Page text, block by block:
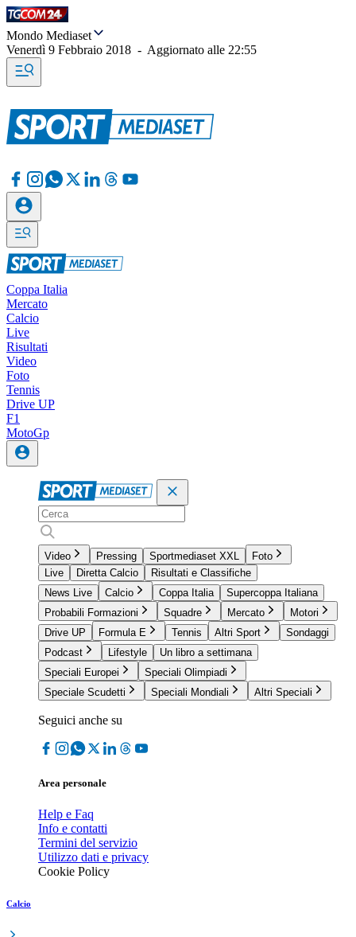
Mondo Mediaset
Venerdì 9 Febbraio 2018 - Aggiornato alle 22:55
Coppa Italia
Mercato
Calcio
Live
Risultati
Video
Foto
Tennis
Drive UP
F1
MotoGp
Video Pressing Sportmediaset XXL
Foto
Live
Diretta Calcio
Risultati e Classifiche
News Live
Calcio Coppa Italia
Supercoppa Italiana
Probabili Formazioni
Squadre Mercato
Motori
Drive UP
Formula E Tennis Altri Sport
Sondaggi
Podcast
Lifestyle
Un libro a settimana
Speciali Europei
Speciali Olimpiadi
Speciale Scudetti
Speciali Mondiali Altri Speciali
Seguici anche su
Area personale
Help e Faq
Info e contatti
Termini del servizio
Utilizzo dati e privacy
Cookie Policy
Calcio